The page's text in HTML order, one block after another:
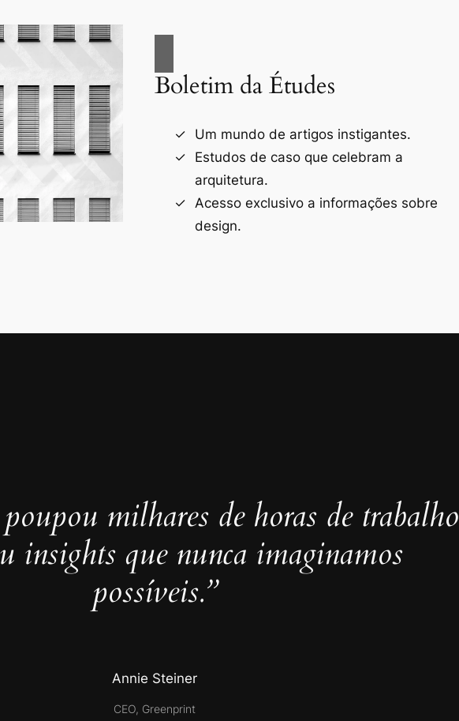
Boletim da Études
Um mundo de artigos instigantes.
Estudos de caso que celebram a
arquitetura.
Acesso exclusivo a informações sobre
design.
milhares de horas de trabalho
insights que nunca imaginamos
possíveis.”
Annie Steiner
CEO, Greenprint